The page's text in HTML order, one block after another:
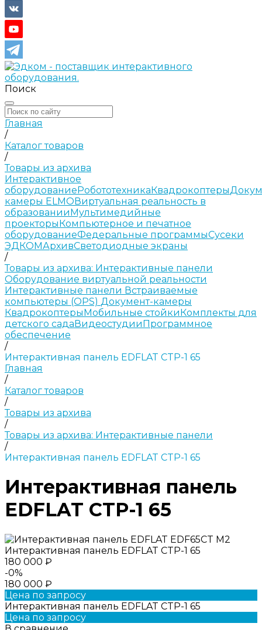
Поиск
Главная
/
Каталог товаров
/
Товары из архива
Интерактивное
оборудованиеРобототехникаКвадрокоптеры
камеры ELMOВиртуальная реальность в
образованииМультимедийные
проекторыКомпьютерное и печатное
оборудованиеФедеральные программыСусеки
ЭДКОМАрхивСветодиодные экраны
/
Товары из архива: Интерактивные панели
Оборудование виртуальной реальности
Интерактивные панели Встраиваемые
компьютеры (OPS) Документ-камеры
КвадрокоптерыМобильные стойкиКомплекты для
детского садаВидеостудииПрограммное
обеспечение
/
Интерактивная панель EDFLAT CTP-1 65
Главная
/
Каталог товаров
/
Товары из архива
/
Товары из архива: Интерактивные панели
/
Интерактивная панель EDFLAT CTP-1 65
Интерактивная панель
EDFLAT CTP-1 65
Интерактивная панель EDFLAT CTP-1 65
180 000 ₽
-0%
180 000 ₽
Цена по запросу
Интерактивная панель EDFLAT CTP-1 65
Цена по запросу